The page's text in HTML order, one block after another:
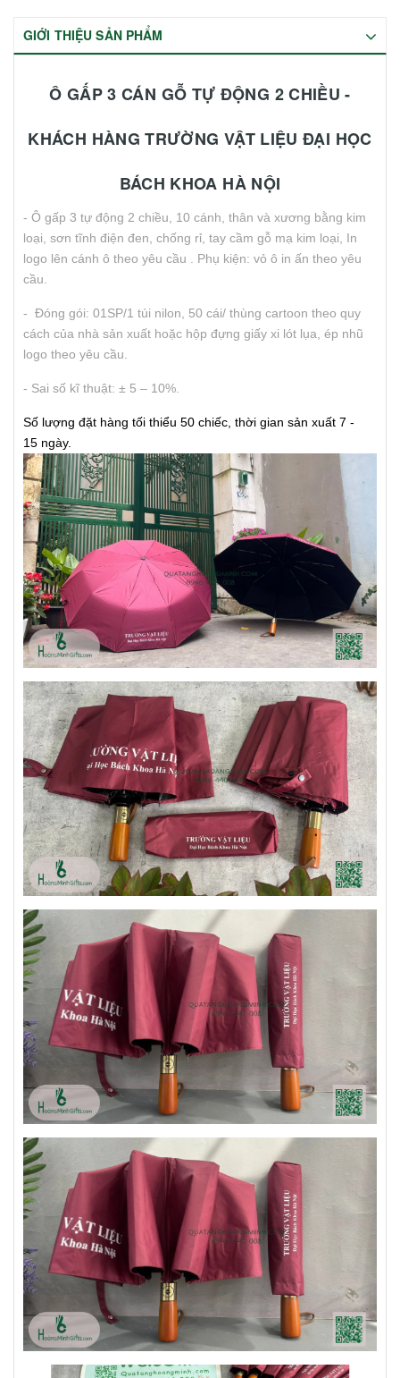
GIỚI THIỆU SẢN PHẨM
Ô GẤP 3 CÁN GỖ TỰ ĐỘNG 2 CHIỀU -
KHÁCH HÀNG TRƯỜNG VẬT LIỆU ĐẠI HỌC
BÁCH KHOA HÀ NỘI
- Ô gấp 3 tự động 2 chiều, 10 cánh, thân và xương bằng kim
loại, sơn tĩnh điện đen, chống rỉ, tay cầm gỗ mạ kim loại, In
logo lên cánh ô theo yêu cầu . Phụ kiện: vỏ ô in ấn theo yêu
cầu.
- Đóng gói: 01SP/1 túi nilon, 50 cái/ thùng cartoon theo quy
cách của nhà sản xuất hoặc hộp đựng giấy xi lót lụa, ép nhũ
logo theo yêu cầu.
- Sai số kĩ thuật: ± 5 – 10%.
Số lượng đặt hàng tối thiểu 50 chiếc, thời gian sản xuất 7 -
15 ngày.